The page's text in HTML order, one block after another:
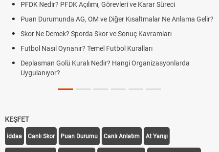
PFDK Nedir? PFDK Açılımı, Görevleri ve Karar Süreci
Puan Durumunda AG, OM ve Diğer Kısaltmalar Ne Anlama Gelir?
Skor Ne Demek? Sporda Skor ve Sonuç Kavramları
Futbol Nasıl Oynanır? Temel Futbol Kuralları
Deplasman Golü Kuralı Nedir? Hangi Organizasyonlarda
Uygulanıyor?
KEŞFET
iddaa Canlı Skor Puan Durumu Canlı Anlatım At Yarışı